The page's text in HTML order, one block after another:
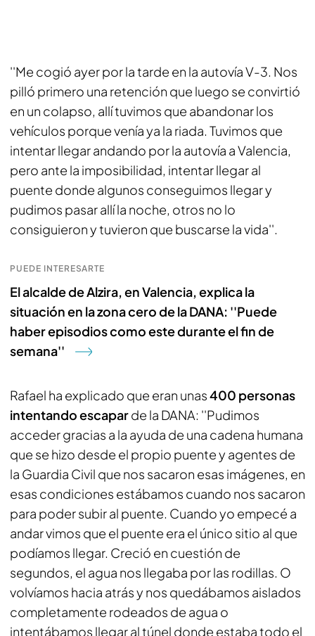
''Me cogió ayer por la tarde en la autovía V-3. Nos
pilló primero una retención que luego se convirtió
en un colapso, allí tuvimos que abandonar los
vehículos porque venía ya la riada. Tuvimos que
intentar llegar andando por la autovía a Valencia,
pero ante la imposibilidad, intentar llegar al
puente donde algunos conseguimos llegar y
pudimos pasar allí la noche, otros no lo
consiguieron y tuvieron que buscarse la vida''.
PUEDE INTERESARTE
El alcalde de Alzira, en Valencia, explica la
situación en la zona cero de la DANA: ''Puede
haber episodios como este durante el fin de
semana''
Rafael ha explicado que eran unas400 personas
intentando escaparde la DANA: ''Pudimos
acceder gracias a la ayuda de una cadena humana
que se hizo desde el propio puente y agentes de
la Guardia Civil que nos sacaron esas imágenes, en
esas condiciones estábamos cuando nos sacaron
para poder subir al puente. Cuando yo empecé a
andar vimos que el puente era el único sitio al que
podíamos llegar. Creció en cuestión de
segundos, el agua nos llegaba por las rodillas. O
volvíamos hacia atrás y nos quedábamos aislados
completamente rodeados de agua o
intentábamos llegar al túnel donde estaba todo el